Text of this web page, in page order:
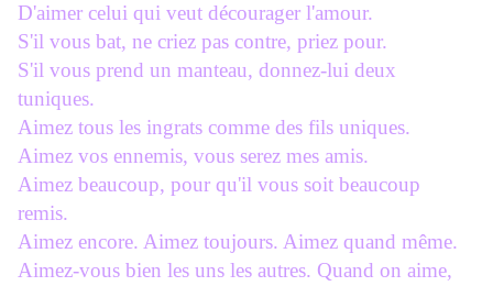
D'aimer celui qui veut décourager l'amour.
S'il vous bat, ne criez pas contre, priez pour.
S'il vous prend un manteau, donnez-lui deux
tuniques.
Aimez tous les ingrats comme des fils uniques.
Aimez vos ennemis, vous serez mes amis.
Aimez beaucoup, pour qu'il vous soit beaucoup
remis.
Aimez encore. Aimez toujours. Aimez quand même.
Aimez-vous bien les uns les autres. Quand on aime,